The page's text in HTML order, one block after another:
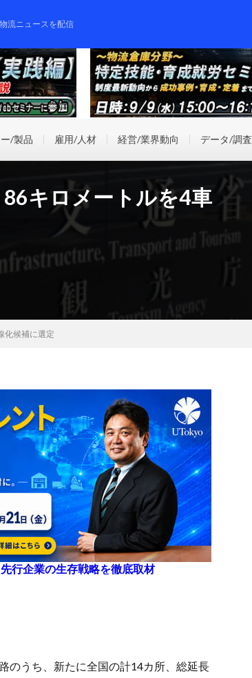
流ニュースを配信
/製品 雇用/人材 経営/業界動向 データ/調査
キロメートルを4車
化候補に選定
行企業の生存戦略を徹底取材
のうち、新たに全国の計14カ所、総延長